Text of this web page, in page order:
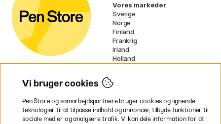
Vores markeder
Sverige
Norge
Finland
Frankrig
Irland
Holland
EU
* Specifikkefragtvilkår gælder for
voluminøse varer.
Vi bruger cookies
Pen Store og samarbejdspartnere bruger cookies og lignende
teknologier til at tilpasse indhold og annoncer, tilbyde funktioner til
sociale medier og analysere trafik. Vi kan dele information for at